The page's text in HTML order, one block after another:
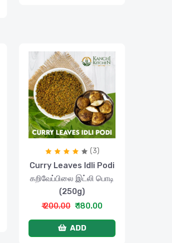
(3)
Curry Leaves Idli Podi
கறிவேப்பிலை இட்லி பொடி
(250g)
₹ 200.00 ₹ 180.00
ADD